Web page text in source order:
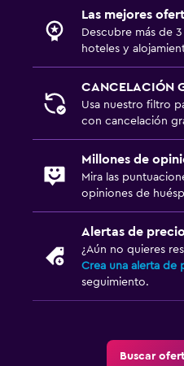
Las mejores
Descubre más de
hoteles y
CANCELACIÓN
Usa nuestro filtro
con cancelación
Millones de
Mira las
opiniones de
Alertas de
¿Aún no quieres
Crea una alerta de
seguimiento.
Buscar